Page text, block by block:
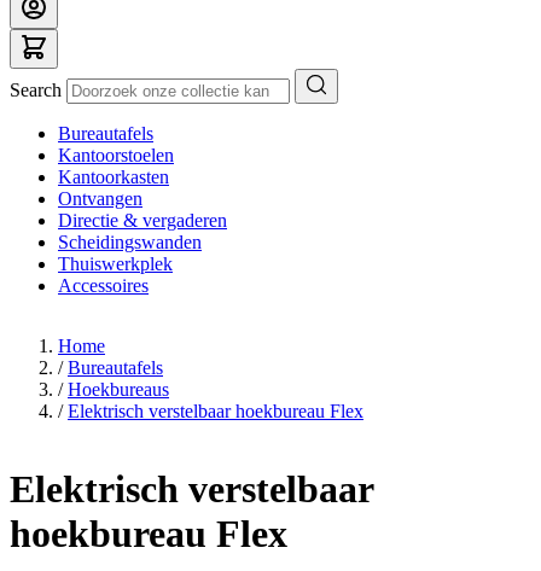
Search
Bureautafels
Kantoorstoelen
Kantoorkasten
Ontvangen
Directie & vergaderen
Scheidingswanden
Thuiswerkplek
Accessoires
Home
/ Bureautafels
/ Hoekbureaus
/ Elektrisch verstelbaar hoekbureau Flex
Elektrisch verstelbaar
hoekbureau Flex